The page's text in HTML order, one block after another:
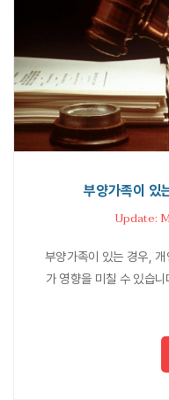
부양가족이 있
Update:
부양가족이 있는 경우,
가 영향을 미칠 수 있습